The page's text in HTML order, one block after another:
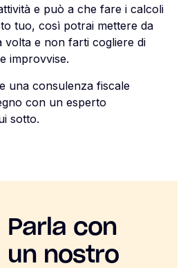
e può a che fare i calcoli
tuo, così potrai mettere da
volta e non farti cogliere di
improvvise.
una consulenza fiscale
con un esperto
sotto.
Parla con
un nostro